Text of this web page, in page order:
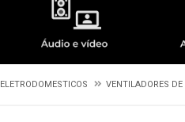
ELETRODOMESTICOS VENTILADORES DE